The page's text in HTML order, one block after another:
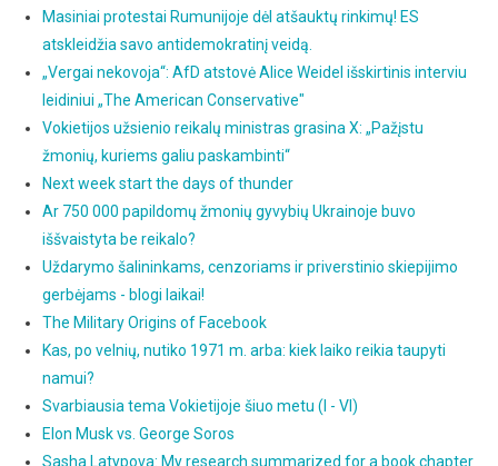
Masiniai protestai Rumunijoje dėl atšauktų rinkimų! ES
atskleidžia savo antidemokratinį veidą.
„Vergai nekovoja“: AfD atstovė Alice Weidel išskirtinis interviu
leidiniui „The American Conservative"
Vokietijos užsienio reikalų ministras grasina X: „Pažįstu
žmonių, kuriems galiu paskambinti“
Next week start the days of thunder
Ar 750 000 papildomų žmonių gyvybių Ukrainoje buvo
iššvaistyta be reikalo?
Uždarymo šalininkams, cenzoriams ir priverstinio skiepijimo
gerbėjams - blogi laikai!
The Military Origins of Facebook
Kas, po velnių, nutiko 1971 m. arba: kiek laiko reikia taupyti
namui?
Svarbiausia tema Vokietijoje šiuo metu (I - VI)
Elon Musk vs. George Soros
Sasha Latypova: My research summarized for a book chapter